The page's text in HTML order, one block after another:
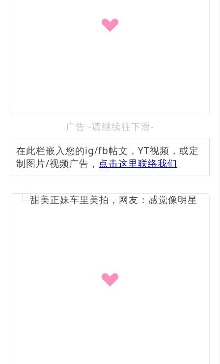
广告 -请继续往下滑-
在此栏嵌入您的ig/fb帖文，YT视频，或定
制图片/视频广告， 点击这里联络我们